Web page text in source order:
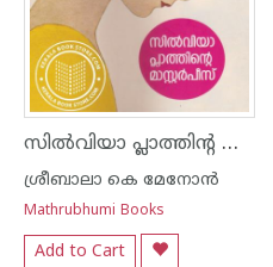
സില്‍വിയാ പ്ലാത്തിന്റ മാസ്‌ററര്‍പീസ്‌
ശ്രീബാലാ കെ മേനോന്‍
Mathrubhumi Books
Add to Cart